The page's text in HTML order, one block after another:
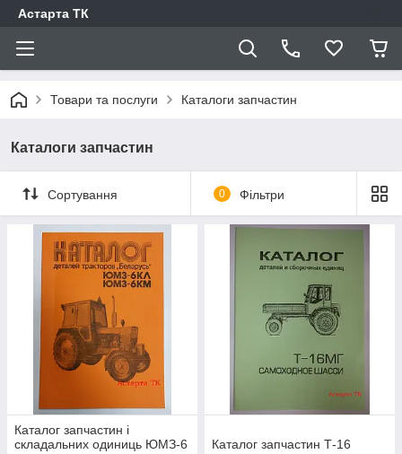
Астарта ТК
Товари та послуги Каталоги запчастин
Каталоги запчастин
Сортування 0 Фільтри
Каталог запчастин і
складальних одиниць ЮМЗ-6
Каталог запчастин Т-16